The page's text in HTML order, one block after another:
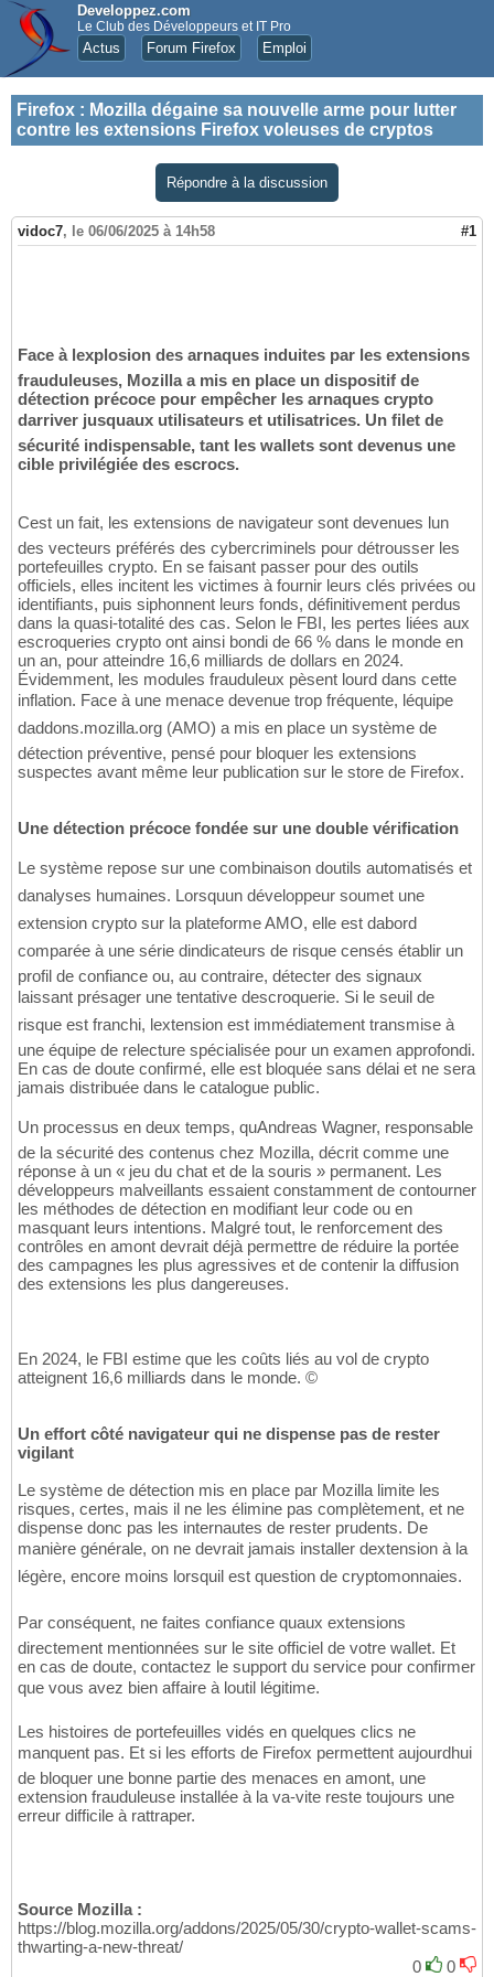
Developpez.com
Le Club des Développeurs et IT Pro
Actus Forum Firefox Emploi
Firefox : Mozilla dégaine sa nouvelle arme pour lutter
contre les extensions Firefox voleuses de cryptos
Répondre à la discussion
vidoc7, le 06/06/2025 à 14h58 #1
Face à lexplosion des arnaques induites par les extensions
frauduleuses, Mozilla a mis en place un dispositif de
détection précoce pour empêcher les arnaques crypto
darriver jusquaux utilisateurs et utilisatrices. Un filet de
sécurité indispensable, tant les wallets sont devenus une
cible privilégiée des escrocs.
Cest un fait, les extensions de navigateur sont devenues lun
des vecteurs préférés des cybercriminels pour détrousser les
portefeuilles crypto. En se faisant passer pour des outils
officiels, elles incitent les victimes à fournir leurs clés privées ou
identifiants, puis siphonnent leurs fonds, définitivement perdus
dans la quasi-totalité des cas. Selon le FBI, les pertes liées aux
escroqueries crypto ont ainsi bondi de 66 % dans le monde en
un an, pour atteindre 16,6 milliards de dollars en 2024.
Évidemment, les modules frauduleux pèsent lourd dans cette
inflation. Face à une menace devenue trop fréquente, léquipe
daddons.mozilla.org (AMO) a mis en place un système de
détection préventive, pensé pour bloquer les extensions
suspectes avant même leur publication sur le store de Firefox.
Une détection précoce fondée sur une double vérification
Le système repose sur une combinaison doutils automatisés et
danalyses humaines. Lorsquun développeur soumet une
extension crypto sur la plateforme AMO, elle est dabord
comparée à une série dindicateurs de risque censés établir un
profil de confiance ou, au contraire, détecter des signaux
laissant présager une tentative descroquerie. Si le seuil de
risque est franchi, lextension est immédiatement transmise à
une équipe de relecture spécialisée pour un examen approfondi.
En cas de doute confirmé, elle est bloquée sans délai et ne sera
jamais distribuée dans le catalogue public.
Un processus en deux temps, quAndreas Wagner, responsable
de la sécurité des contenus chez Mozilla, décrit comme une
réponse à un « jeu du chat et de la souris » permanent. Les
développeurs malveillants essaient constamment de contourner
les méthodes de détection en modifiant leur code ou en
masquant leurs intentions. Malgré tout, le renforcement des
contrôles en amont devrait déjà permettre de réduire la portée
des campagnes les plus agressives et de contenir la diffusion
des extensions les plus dangereuses.
En 2024, le FBI estime que les coûts liés au vol de crypto
atteignent 16,6 milliards dans le monde. ©
Un effort côté navigateur qui ne dispense pas de rester
vigilant
Le système de détection mis en place par Mozilla limite les
risques, certes, mais il ne les élimine pas complètement, et ne
dispense donc pas les internautes de rester prudents. De
manière générale, on ne devrait jamais installer dextension à la
légère, encore moins lorsquil est question de cryptomonnaies.
Par conséquent, ne faites confiance quaux extensions
directement mentionnées sur le site officiel de votre wallet. Et
en cas de doute, contactez le support du service pour confirmer
que vous avez bien affaire à loutil légitime.
Les histoires de portefeuilles vidés en quelques clics ne
manquent pas. Et si les efforts de Firefox permettent aujourdhui
de bloquer une bonne partie des menaces en amont, une
extension frauduleuse installée à la va-vite reste toujours une
erreur difficile à rattraper.
Source Mozilla :
https://blog.mozilla.org/addons/2025/05/30/crypto-wallet-scams-
thwarting-a-new-threat/
0
0